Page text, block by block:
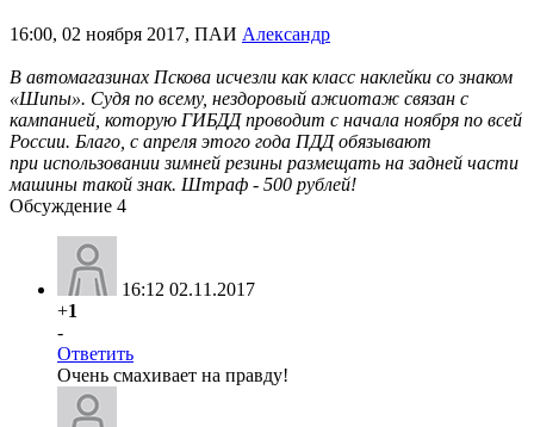
16:00, 02 ноября 2017, ПАИ Александр
В автомагазинах Пскова исчезли как класс наклейки со знаком
«Шипы». Судя по всему, нездоровый ажиотаж связан с
кампанией, которую ГИБДД проводит с начала ноября по всей
России. Благо, с апреля этого года ПДД обязывают
при использовании зимней резины размещать на задней части
машины такой знак. Штраф - 500 рублей!
Обсуждение 4
16:12 02.11.2017
+1
-
Ответить
Очень смахивает на правду!